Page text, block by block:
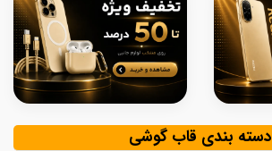
دسته بندی قاب گوشی